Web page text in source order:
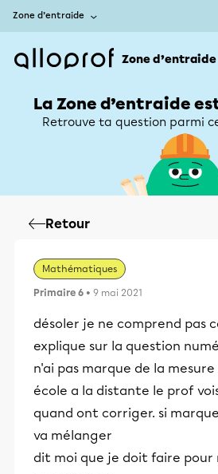
Zone d’entraide
Zone d’entraide
La Zone d’entraide
Retrouve ta question parmi
Retour
Mathématiques
Primaire 6 • 9 mai 2021
désoler je ne comprend pas
explique sur la question
n'ai pas marque de la
école a la distante le prof
quand ont corriger. si
va mélanger
dit moi que je doit faire pour